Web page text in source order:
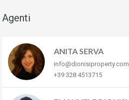
Agenti
ANITA SERVA
info@dionisiproperty.com
+39 328 4513715